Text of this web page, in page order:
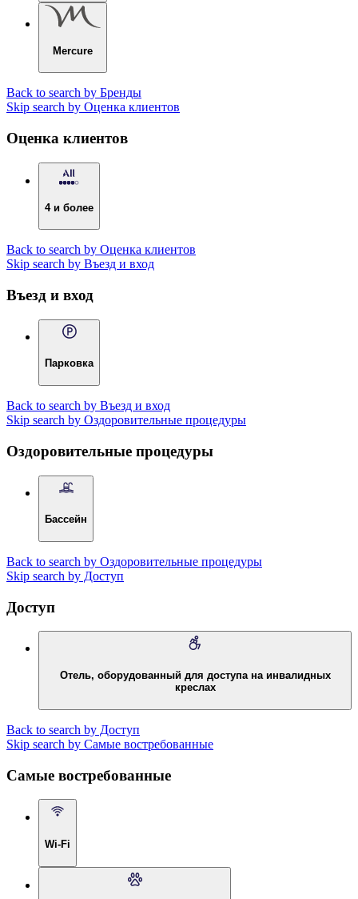
Mercure
Back to search by Бренды
Skip search by Оценка клиентов
Оценка клиентов
4 и более
Back to search by Оценка клиентов
Skip search by Въезд и вход
Въезд и вход
Парковка
Back to search by Въезд и вход
Skip search by Оздоровительные процедуры
Оздоровительные процедуры
Бассейн
Back to search by Оздоровительные процедуры
Skip search by Доступ
Доступ
Отель, оборудованный для доступа на инвалидных
креслах
Back to search by Доступ
Skip search by Самые востребованные
Самые востребованные
Wi-Fi